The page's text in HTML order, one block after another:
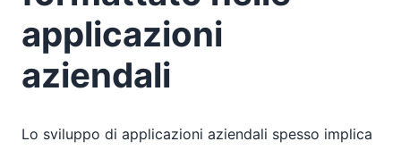
applicazioni
aziendali
Lo sviluppo di applicazioni aziendali spesso implica